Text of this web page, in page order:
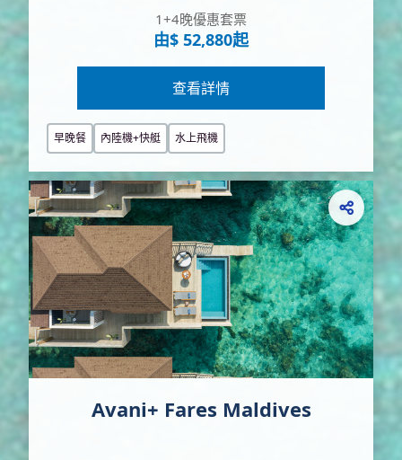
1+4晚優惠套票
由$ 52,880起
查看詳情
早晚餐 內陸機+快艇 水上飛機
Avani+ Fares Maldives